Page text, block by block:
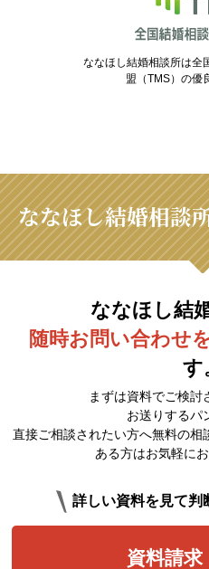
ななほし結婚相談所は全
盟（TMS）の優
ななほし結婚相談
ななほし結
随時お問い合わせ
す
まずは資料でご検討
お送りするパ
直接ご相談されたい方へ無料の
ある方はお気軽に
詳しい資料を見て判
資料請求